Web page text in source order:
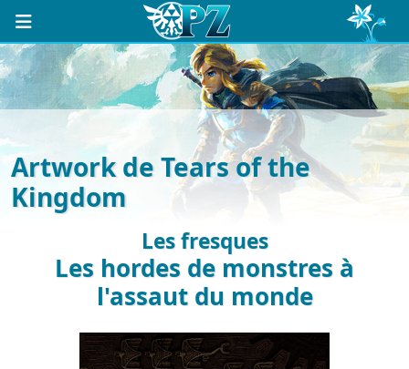
Artwork de Tears of the
Kingdom
Les fresques
Les hordes de monstres à
l'assaut du monde